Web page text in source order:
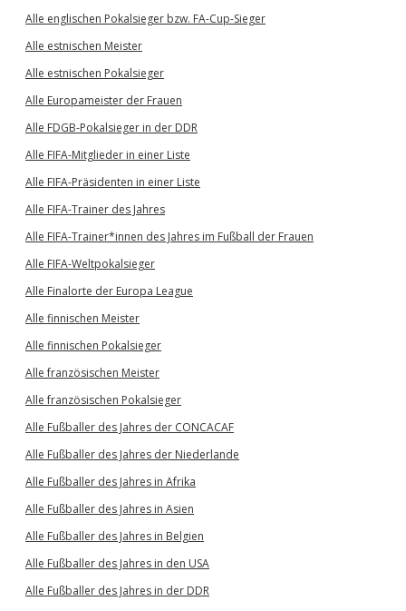
Alle englischen Pokalsieger bzw. FA-Cup-Sieger
Alle estnischen Meister
Alle estnischen Pokalsieger
Alle Europameister der Frauen
Alle FDGB-Pokalsieger in der DDR
Alle FIFA-Mitglieder in einer Liste
Alle FIFA-Präsidenten in einer Liste
Alle FIFA-Trainer des Jahres
Alle FIFA-Trainer*innen des Jahres im Fußball der Frauen
Alle FIFA-Weltpokalsieger
Alle Finalorte der Europa League
Alle finnischen Meister
Alle finnischen Pokalsieger
Alle französischen Meister
Alle französischen Pokalsieger
Alle Fußballer des Jahres der CONCACAF
Alle Fußballer des Jahres der Niederlande
Alle Fußballer des Jahres in Afrika
Alle Fußballer des Jahres in Asien
Alle Fußballer des Jahres in Belgien
Alle Fußballer des Jahres in den USA
Alle Fußballer des Jahres in der DDR